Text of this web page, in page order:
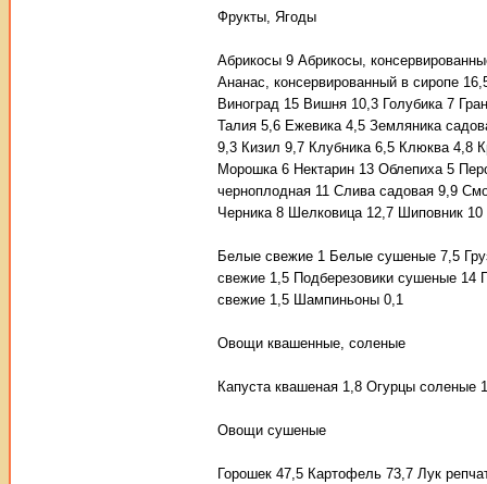
Фрукты, Ягоды
Абрикосы 9 Абрикосы,
Ананас, консервированный в сиропе
Виноград 15 Вишня 10,3 Голубика 7
Талия 5,6 Ежевика 4,5 Земляника
9,3 Кизил 9,7 Клубника 6,5 Клюква 4,8
Морошка 6 Нектарин 13 Облепиха 5
черноплодная 11 Слива садовая 9,9
Черника 8 Шелковица 12,7 Шиповник 10
Белые свежие 1 Белые сушеные 7,5
свежие 1,5 Подберезовики сушеные
свежие 1,5 Шампиньоны 0,1
Овощи квашенные, соленые
Капуста квашеная 1,8 Огурцы соленые
Овощи сушеные
Горошек 47,5 Картофель 73,7 Лук